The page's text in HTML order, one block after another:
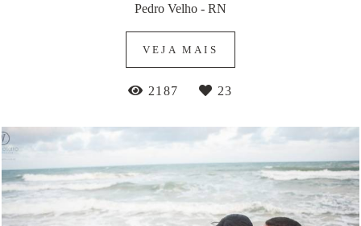
Pedro Velho - RN
VEJA MAIS
2187 23